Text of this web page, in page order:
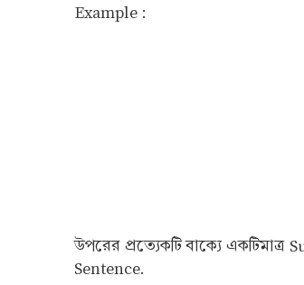
Example :
উপরের প্রত্যেকটি বাক্যে একটিমাত্র
Sentence.